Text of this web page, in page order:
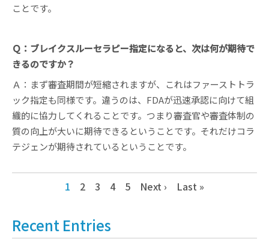
ことです。
Ｑ：ブレイクスルーセラピー指定になると、次は何が期待で
きるのですか？
Ａ：まず審査期間が短縮されますが、これはファーストトラ
ック指定も同様です。違うのは、FDAが迅速承認に向けて組
織的に協力してくれることです。つまり審査官や審査体制の
質の向上が大いに期待できるということです。それだけコラ
テジェンが期待されているということです。
1 2 3 4 5 Next › Last »
Recent Entries